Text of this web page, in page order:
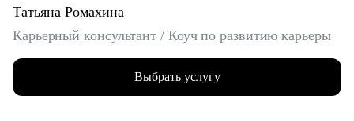
Татьяна Ромахина
Карьерный консультант / Коуч по развитию карьеры
Выбрать услугу